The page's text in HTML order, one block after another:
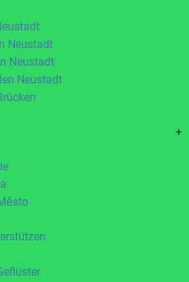
Neustadt
Neustadt
Neustadt
+